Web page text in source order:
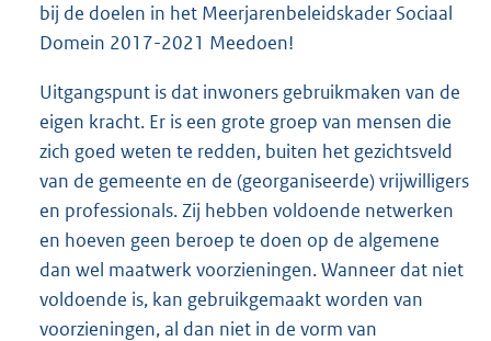
bij de doelen in het Meerjarenbeleidskader Sociaal
Domein 2017-2021 Meedoen!
Uitgangspunt is dat inwoners gebruikmaken van de
eigen kracht. Er is een grote groep van mensen die
zich goed weten te redden, buiten het gezichtsveld
van de gemeente en de (georganiseerde) vrijwilligers
en professionals. Zij hebben voldoende netwerken
en hoeven geen beroep te doen op de algemene
dan wel maatwerk voorzieningen. Wanneer dat niet
voldoende is, kan gebruikgemaakt worden van
voorzieningen, al dan niet in de vorm van